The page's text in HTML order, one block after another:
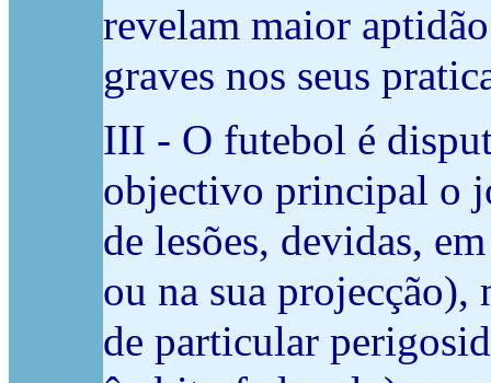
revelam maior
graves nos seus
III - O futebol é
objectivo principal o
de lesões, devidas,
ou na sua projecção),
de particular